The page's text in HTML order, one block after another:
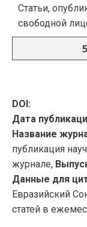
Статьи,
свободной
DOI:
Дата
Название
публикация
журнале,
Данные для
Евразийский
статей в